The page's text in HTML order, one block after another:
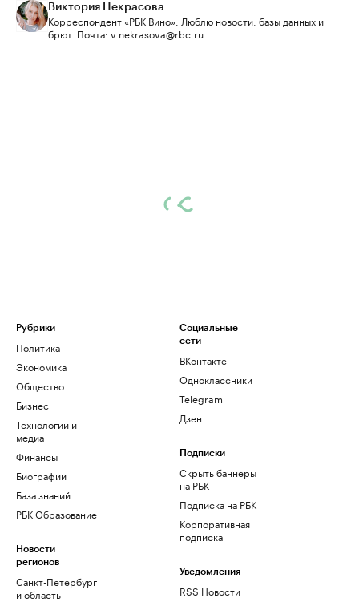
Виктория Некрасова
Корреспондент «РБК Вино». Люблю новости, базы данных и
брют. Почта: v.nekrasova@rbc.ru
Рубрики
Политика
Экономика
Общество
Бизнес
Технологии и
медиа
Финансы
Биографии
База знаний
РБК Образование
Новости
регионов
Санкт-Петербург
и область
Социальные
сети
ВКонтакте
Одноклассники
Telegram
Дзен
Подписки
Скрыть баннеры
на РБК
Подписка на РБК
Корпоративная
подписка
Уведомления
RSS Новости